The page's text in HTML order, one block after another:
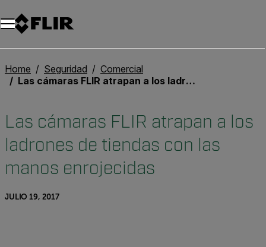
Home Seguridad
Comercial
Las cámaras FLIR atrapan a los ladrones de tiendas con las manos enrojecidas
Las cámaras FLIR atrapan a los
ladrones de tiendas con las
manos enrojecidas
JULIO 19, 2017